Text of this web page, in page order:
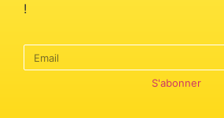
!
S'abonner